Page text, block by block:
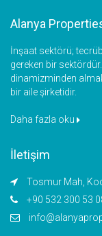
Alanya
İnşaat sektörü;
gereken bir
dinamizminden
bir aile şirketidir.
Daha fazla oku
İletişim
Tosmur Mah,
+90 532 300 53